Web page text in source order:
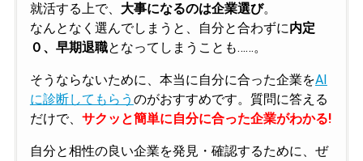
就活する上で、 大事になるのは企業選び。
なんとなく選んでしまうと、自分と合わずに内定
０、早期退職となってしまうことも……。
そうならないために、本当に自分に合った企業をAI
に診断してもらう のがおすすめです。質問に答える
だけで、 サクッと簡単に自分に合った企業がわかる!
自分と相性の良い企業を発見・確認するために、ぜ